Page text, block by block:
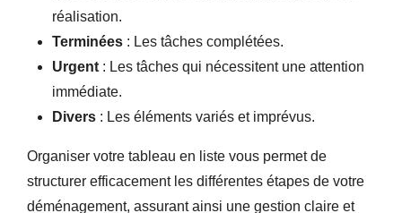
réalisation.
Terminées : Les tâches complétées.
Urgent : Les tâches qui nécessitent une attention
immédiate.
Divers : Les éléments variés et imprévus.
Organiser votre tableau en liste vous permet de
structurer efficacement les différentes étapes de votre
déménagement, assurant ainsi une gestion claire et